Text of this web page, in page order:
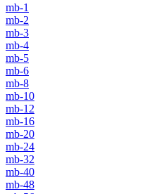
mb-1
mb-2
mb-3
mb-4
mb-5
mb-6
mb-8
mb-10
mb-12
mb-16
mb-20
mb-24
mb-32
mb-40
mb-48